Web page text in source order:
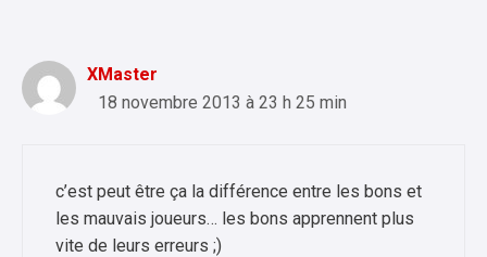
XMaster
18 novembre 2013 à 23 h 25 min
c’est peut être ça la différence entre les bons et
les mauvais joueurs… les bons apprennent plus
vite de leurs erreurs ;)